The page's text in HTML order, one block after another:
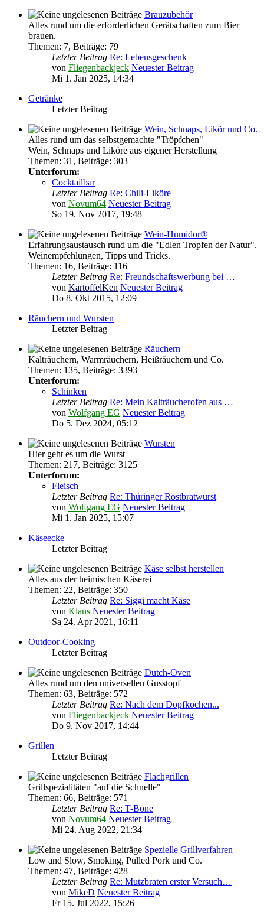
Brauzubehör
Alles rund um die erforderlichen Gerätschaften zum Bier
brauen.
Themen: 7, Beiträge: 79
Letzter Beitrag Re: Lebensgeschenk
von Fliegenbackjeck Neuester Beitrag
Mi 1. Jan 2025, 14:34
Getränke
Letzter Beitrag
Wein, Schnaps, Likör und Co.
Alles rund um das selbstgemachte "Tröpfchen"
Wein, Schnaps und Liköre aus eigener Herstellung
Themen: 31 , Beiträge: 303
Unterforum:
Cocktailbar
Letzter Beitrag Re: Chili-Liköre
von Novum64 Neuester Beitrag
So 19. Nov 2017, 19:48
Wein-Humidor®
Erfahrungsaustausch rund um die "Edlen Tropfen der Natur".
Weinempfehlungen, Tipps und Tricks.
Themen: 16, Beiträge: 116
Letzter Beitrag Re: Freundschaftswerbung bei …
von KartoffelKen Neuester Beitrag
Do 8. Okt 2015, 12:09
Räuchern und Wursten
Letzter Beitrag
Räuchern
Kalträuchern, Warmräuchern, Heißräuchern und Co.
Themen: 135, Beiträge: 3393
Unterforum:
Schinken
Letzter Beitrag Re: Mein Kalträucherofen aus …
von Wolfgang EG Neuester Beitrag
Do 5. Dez 2024, 05:12
Wursten
Hier geht es um die Wurst
Themen: 217, Beiträge: 3125
Unterforum:
Fleisch
Letzter Beitrag Re: Thüringer Rostbratwurst
von Wolfgang EG Neuester Beitrag
Mi 1. Jan 2025, 15:07
Käseecke
Letzter Beitrag
Käse selbst herstellen
Alles aus der heimischen Käserei
Themen: 22, Beiträge: 350
Letzter Beitrag Re: Siggi macht Käse
von Klaus Neuester Beitrag
Sa 24. Apr 2021, 16:11
Outdoor-Cooking
Letzter Beitrag
Dutch-Oven
Alles rund um den universellen Gusstopf
Themen: 63, Beiträge: 572
Letzter Beitrag Re: Nach dem Dopfkochen...
von Fliegenbackjeck Neuester Beitrag
Do 9. Nov 2017, 14:44
Grillen
Letzter Beitrag
Flachgrillen
Grillspezialitäten "auf die Schnelle"
Themen: 66, Beiträge: 571
Letzter Beitrag Re: T-Bone
von Novum64 Neuester Beitrag
Mi 24. Aug 2022, 21:34
Spezielle Grillverfahren
Low and Slow, Smoking, Pulled Pork und Co.
Themen: 47, Beiträge: 428
Letzter Beitrag Re: Mutzbraten erster Versuch…
von MikeD Neuester Beitrag
Fr 15. Jul 2022, 15:26